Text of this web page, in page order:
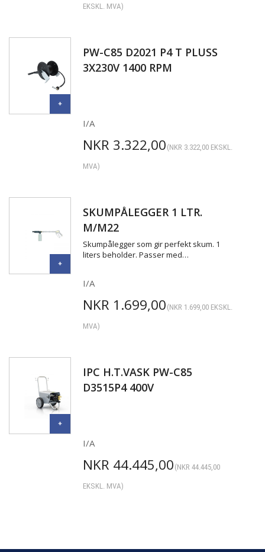
EKSKL. MVA)
PW-C85 D2021 P4 T PLUSS
3X230V 1400 RPM
I/A
NKR 3.322,00 (NKR 3.322,00EKSKL.
MVA)
SKUMPÅLEGGER 1 LTR.
M/M22
Skumpålegger som gir perfekt skum. 1
liters beholder. Passer med…
I/A
NKR 1.699,00 (NKR 1.699,00EKSKL.
MVA)
IPC H.T.VASK PW-C85
D3515P4 400V
I/A
NKR 44.445,00 (NKR 44.445,00
EKSKL. MVA)